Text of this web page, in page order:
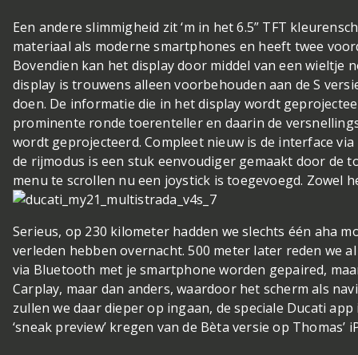
Een andere slimmigheid zit ‘m in het 6.5” TFT
materiaal als moderne smartphones en heeft twee
Bovendien kan het display door middel van een wieltje
display is trouwens alleen voorbehouden aan de S
doen. De informatie die in het display wordt
prominente ronde toerenteller en daarin de
wordt geprojecteerd. Compleet nieuw is de interface
de rijmodus is een stuk eenvoudiger gemaakt door de
menu te scrollen nu een joystick is toegevoegd. Zowel
Serieus, op 230 kilometer hadden we slechts één aha
verleden hebben overnacht. 500 meter later reden we
via Bluetooth met je smartphone worden gepaired,
Carplay, maar dan anders, waardoor het scherm als
zullen we daar dieper op ingaan, de speciale Ducati
‘sneak preview’ kregen van de Bèta versie op Thomas’